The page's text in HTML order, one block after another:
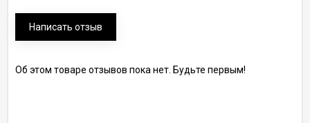
Написать отзыв
Об этом товаре отзывов пока нет. Будьте первым!